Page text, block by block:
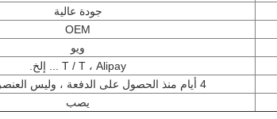
جودة عالية
OEM
ويو
T / T ، Alipay ... إلخ.
4 أيام منذ الحصول على الدفعة ، وليس العنصر المخصص
يصب